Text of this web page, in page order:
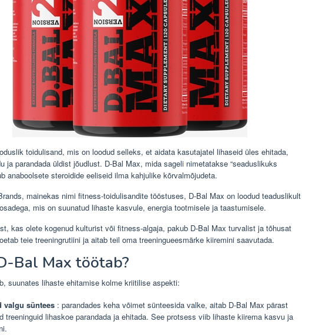
toidulisand, mis on loodud selleks, et aidata kasutajatel lihaseid üles ehitada,
ja parandada üldist jõudlust. D-Bal Max, mida sageli nimetatakse “seaduslikuks
anaboolsete steroidide eeliseid ilma kahjulike kõrvalmõjudeta.
mainekas nimi fitness-toidulisandite tööstuses, D-Bal Max on loodud teaduslikult
mis on suunatud lihaste kasvule, energia tootmisele ja taastumisele.
kas olete kogenud kulturist või fitness-algaja, pakub D-Bal Max turvalist ja tõhusat
teie treeningrutiini ja aitab teil oma treeningueesmärke kiiremini saavutada.
Bal Max töötab?
suunates lihaste ehitamise kolme kriitilise aspekti:
valgu süntees : parandades keha võimet sünteesida valke, aitab D-Bal Max pärast
treeninguid lihaskoe parandada ja ehitada. See protsess viib lihaste kiirema kasvu ja